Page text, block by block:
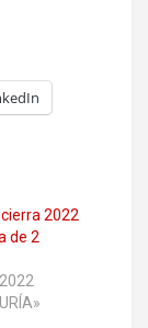
2022
de 2